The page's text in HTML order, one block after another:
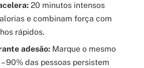
20 minutos intensos
e combinam força com
rápidos.
adesão: Marque o mesmo
90% das pessoas persistem